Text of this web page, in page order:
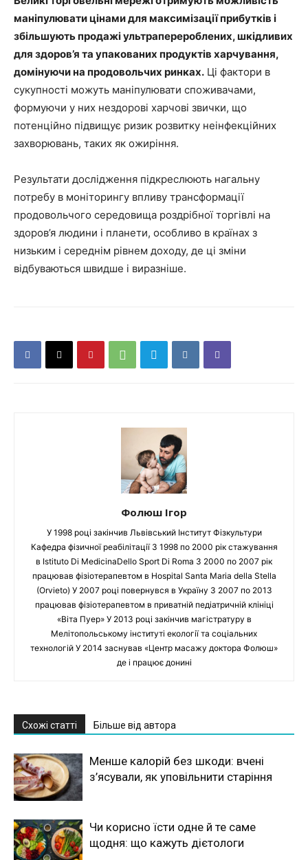
маніпулювати цінами для максимізації прибутків і
збільшують продажі ультраперероблених, шкідливих
для здоров’я та упакованих продуктів харчування,
домінуючи на продовольчих ринках. Ці фактори в
сукупності можуть маніпулювати споживачами,
формуючи у них нездорові харчові звички, що
потенційно підвищує ризик розвитку неінфекційних
захворювань, таких як ожиріння.
Результати дослідження підкреслюють нагальну
потребу в моніторингу впливу трансформації
продовольчого середовища роздрібної торгівлі на
здоров’я людини і планети, особливо в країнах з
низьким і середнім рівнем доходу, де ці зміни
відбуваються швидше і виразніше.
Фолюш Ігор
У 1998 році закінчив Львівський Інститут Фізкультури
Кафедра фізичної реабілітації З 1998 по 2000 рік стажування
в Istituto Di MedicinaDello Sport Di Roma З 2000 по 2007 рік
працював фізіотерапевтом в Hospital Santa Maria della Stella
(Orvieto) У 2007 році повернувся в Україну З 2007 по 2013
працював фізіотерапевтом в приватній педіатричній клініці
«Віта Пуер» У 2013 році закінчив магістратуру в
Мелітопольському інституті екології та соціальних
технологій У 2014 заснував «Центр масажу доктора Фолюш»
де і працює донині
Схожі статті Більше від автора
Менше калорій без шкоди: вчені
з’ясували, як уповільнити старіння
Чи корисно їсти одне й те саме
щодня: що кажуть дієтологи